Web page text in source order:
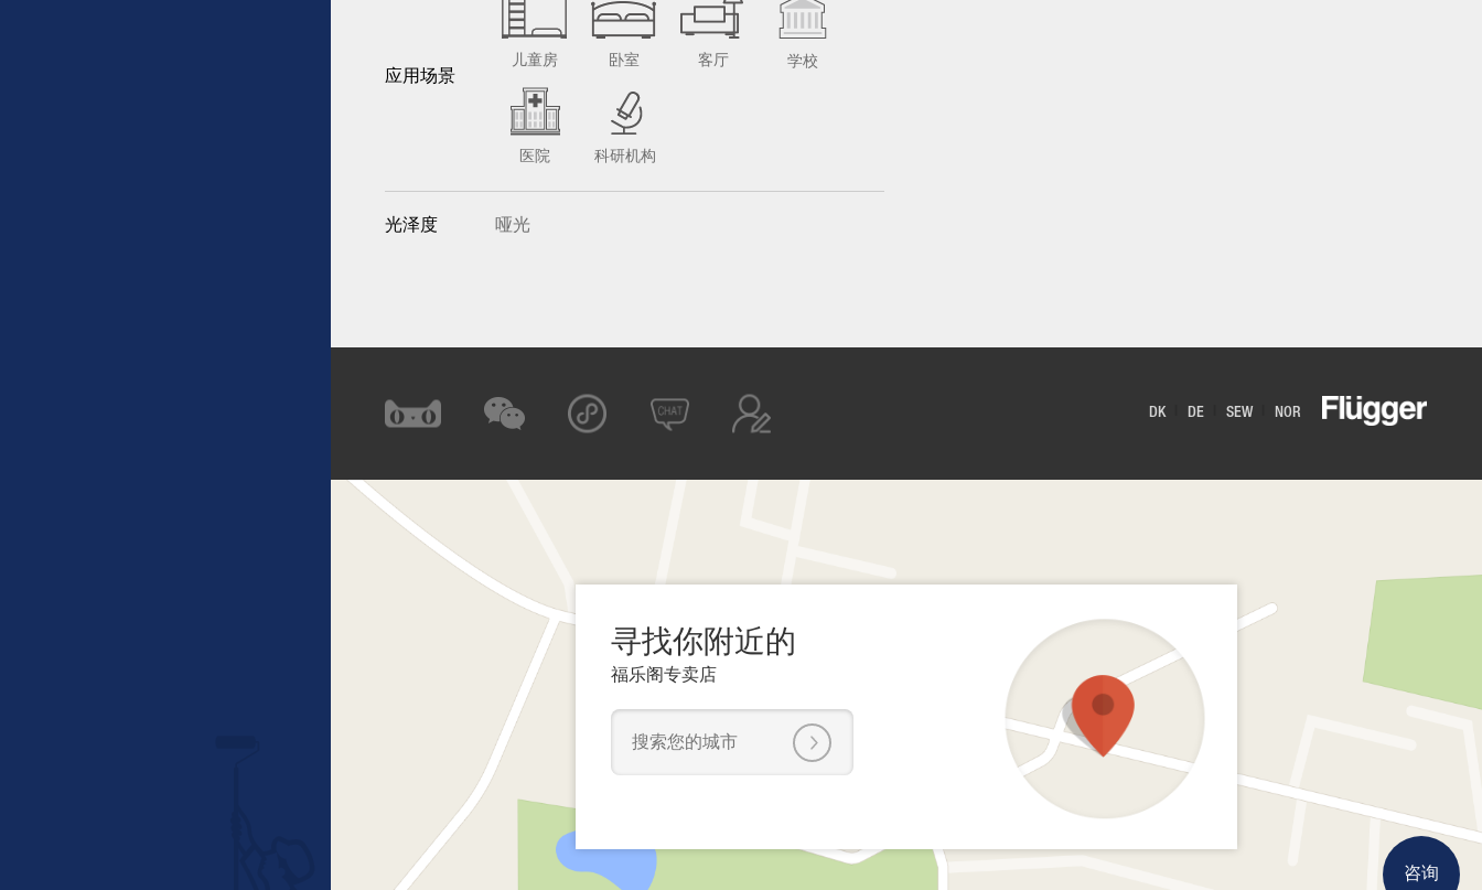
应用场景
儿童房 卧室 客厅 学校
医院 科研机构
光泽度 哑光
DK DE SEW NOR
寻找你附近的
福乐阁专卖店
咨询